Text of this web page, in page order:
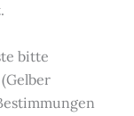
bitte